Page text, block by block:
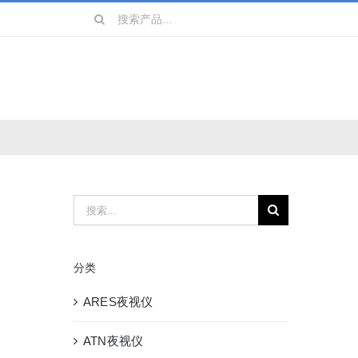
索：
分类
ARES夜视仪
ATN夜视仪